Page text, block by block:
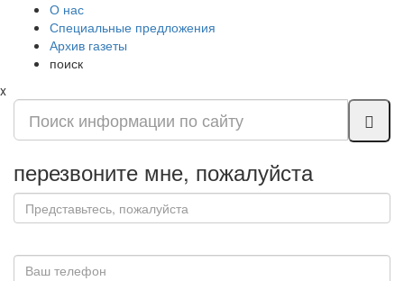
О нас
Специальные предложения
Архив газеты
поиск
x
перезвоните мне, пожалуйста